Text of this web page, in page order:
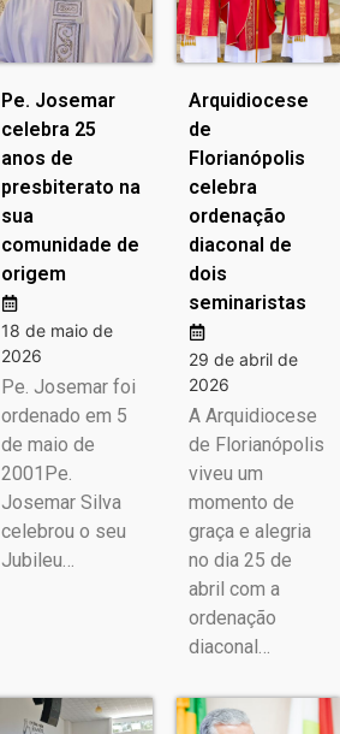
Pe. Josemar
celebra 25
anos de
presbiterato na
sua
comunidade de
origem
18 de maio de
2026
Pe. Josemar foi
ordenado em 5
de maio de
2001Pe.
Josemar Silva
celebrou o seu
Jubileu…
Arquidiocese
de
Florianópolis
celebra
ordenação
diaconal de
dois
seminaristas
29 de abril de
2026
A Arquidiocese
de Florianópolis
viveu um
momento de
graça e alegria
no dia 25 de
abril com a
ordenação
diaconal…